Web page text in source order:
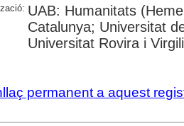
UAB: Humanitats
Catalunya; Universitat
Universitat Rovira i Virgili
permanent a aquest